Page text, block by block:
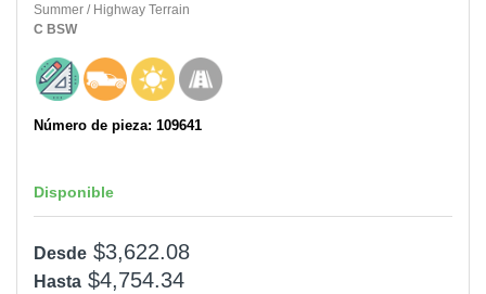
Summer / Highway Terrain
C BSW
Número de pieza: 109641
Disponible
Desde $3,622.08
Hasta $4,754.34